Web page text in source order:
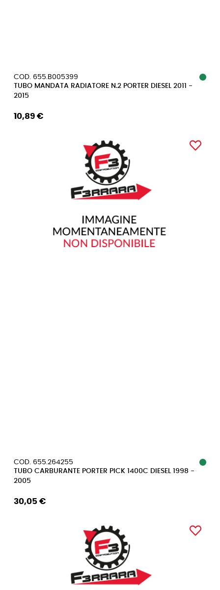
COD. 655.B005399
TUBO MANDATA RADIATORE N.2 PORTER DIESEL 2011 -
2015
10,89 €
COD. 655.264255
TUBO CARBURANTE PORTER PICK 1400C DIESEL 1998 -
2005
30,05 €